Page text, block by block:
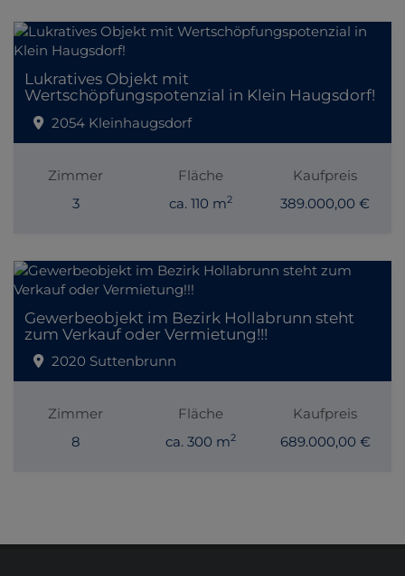
Lukratives Objekt mit
Wertschöpfungspotenzial in Klein Haugsdorf!
2054 Kleinhaugsdorf
Zimmer
3
Fläche
ca. 110 m2
Kaufpreis
389.000,00 €
Gewerbeobjekt im Bezirk Hollabrunn steht
zum Verkauf oder Vermietung!!!
2020 Suttenbrunn
Zimmer
8
Fläche
ca. 300 m2
Kaufpreis
689.000,00 €